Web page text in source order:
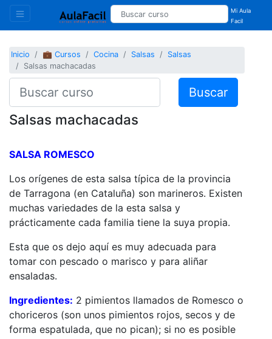
Mi Aula
Facil
Inicio 💼 Cursos Cocina Salsas
Salsas
Salsas machacadas
Buscar
Salsas machacadas
SALSA ROMESCO
Los orígenes de esta salsa típica de la provincia
de Tarragona (en Cataluña) son marineros. Existen
muchas variedades de la esta salsa y
prácticamente cada familia tiene la suya propia.
Esta que os dejo aquí es muy adecuada para
tomar con pescado o marisco y para aliñar
ensaladas.
Ingredientes: 2 pimientos llamados de Romesco o
choriceros (son unos pimientos rojos, secos y de
forma espatulada, que no pican); si no es posible